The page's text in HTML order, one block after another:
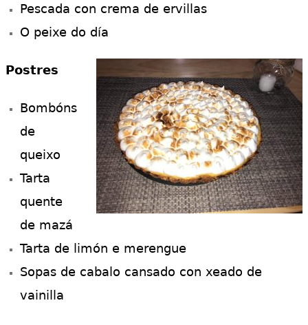
Pescada con crema de ervillas
O peixe do día
Postres
Bombóns
de
queixo
Tarta
quente
de mazá
Tarta de limón e merengue
Sopas de cabalo cansado con xeado de
vainilla